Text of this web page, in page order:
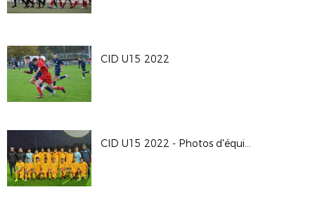
CID U15 2022
CID U15 2022 - Photos d'équipes